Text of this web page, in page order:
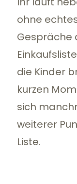
ohne
Gespräche
die Kinder
kurzen
sich
weiterer
Liste.